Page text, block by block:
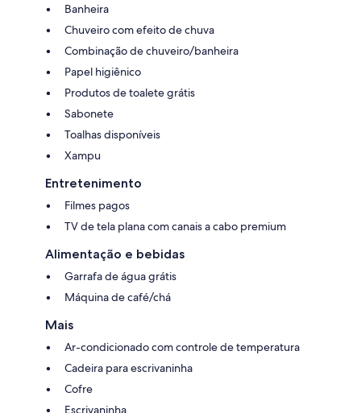
Banheira
Chuveiro com efeito de chuva
Combinação de chuveiro/banheira
Papel higiênico
Produtos de toalete grátis
Sabonete
Toalhas disponíveis
Xampu
Entretenimento
Filmes pagos
TV de tela plana com canais a cabo premium
Alimentação e bebidas
Garrafa de água grátis
Máquina de café/chá
Mais
Ar-condicionado com controle de temperatura
Cadeira para escrivaninha
Cofre
Escrivaninha